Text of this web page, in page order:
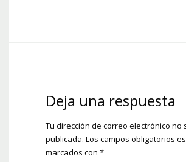
Deja una respuesta
Tu dirección de correo electrónico no
publicada. Los campos obligatorios
marcados con *